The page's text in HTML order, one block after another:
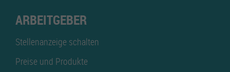
ARBEITGEBER
Stellenanzeige schalten
Preise und Produkte